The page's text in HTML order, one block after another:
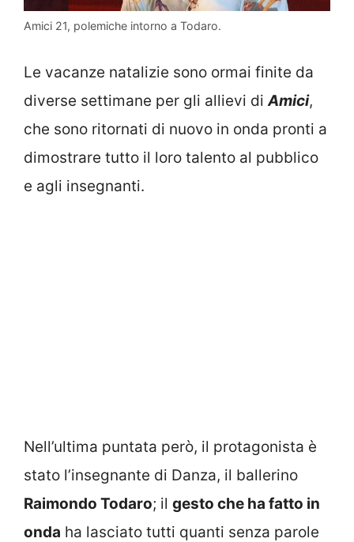
Amici 21, polemiche intorno a Todaro.
Le vacanze natalizie sono ormai finite da
diverse settimane per gli allievi diAmici,
che sono ritornati di nuovo in onda pronti a
dimostrare tutto il loro talento al pubblico
e agli insegnanti.
Nell’ultima puntata però, il protagonista è
stato l’insegnante di Danza, il ballerino
Raimondo Todaro; il gesto che ha fatto in
onda ha lasciato tutti quanti senza parole